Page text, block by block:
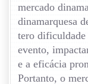
mercado
dinamarquesa
tero dificuldade
evento,
e a eficácia
Portanto, o